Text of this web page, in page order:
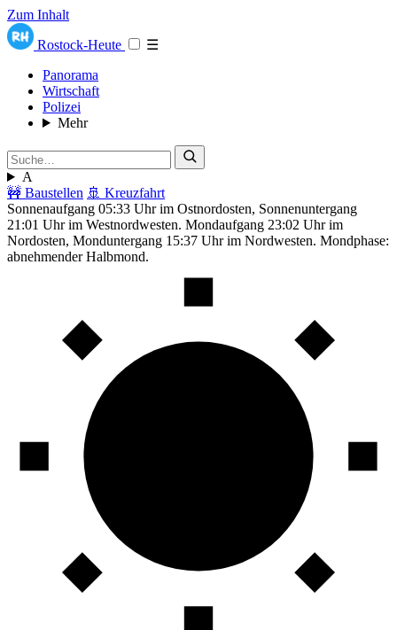
Zum Inhalt
Rostock-Heute
☰
Panorama
Wirtschaft
Polizei
Mehr
A
🚧 Baustellen 🚢 Kreuzfahrt
Sonnenaufgang 05:33 Uhr im Ostnordosten, Sonnenuntergang
21:01 Uhr im Westnordwesten. Mondaufgang 23:02 Uhr im
Nordosten, Monduntergang 15:37 Uhr im Nordwesten. Mondphase:
abnehmender Halbmond.